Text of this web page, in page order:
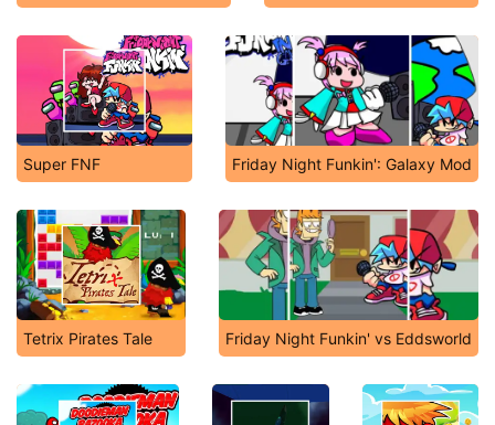
Super FNF Friday Night Funkin': Galaxy Mod
Tetrix Pirates Tale Friday Night Funkin' vs Eddsworld